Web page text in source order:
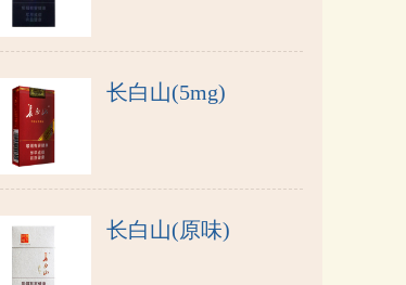
长白山(5mg)
长白山(原味)